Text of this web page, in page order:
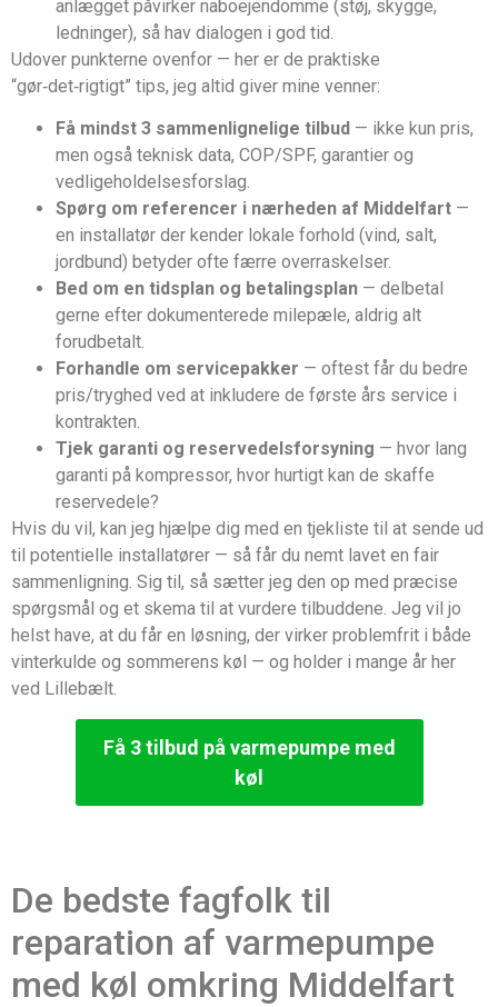
anlægget påvirker naboejendomme (støj, skygge,
ledninger), så hav dialogen i god tid.
Udover punkterne ovenfor — her er de praktiske
“gør‑det‑rigtigt” tips, jeg altid giver mine venner:
Få mindst 3 sammenlignelige tilbud — ikke kun pris,
men også teknisk data, COP/SPF, garantier og
vedligeholdelsesforslag.
Spørg om referencer i nærheden af Middelfart —
en installatør der kender lokale forhold (vind, salt,
jordbund) betyder ofte færre overraskelser.
Bed om en tidsplan og betalingsplan — delbetal
gerne efter dokumenterede milepæle, aldrig alt
forudbetalt.
Forhandle om servicepakker — oftest får du bedre
pris/tryghed ved at inkludere de første års service i
kontrakten.
Tjek garanti og reservedelsforsyning — hvor lang
garanti på kompressor, hvor hurtigt kan de skaffe
reservedele?
Hvis du vil, kan jeg hjælpe dig med en tjekliste til at sende ud
til potentielle installatører — så får du nemt lavet en fair
sammenligning. Sig til, så sætter jeg den op med præcise
spørgsmål og et skema til at vurdere tilbuddene. Jeg vil jo
helst have, at du får en løsning, der virker problemfrit i både
vinterkulde og sommerens køl — og holder i mange år her
ved Lillebælt.
Få 3 tilbud på varmepumpe med
køl
De bedste fagfolk til
reparation af varmepumpe
med køl omkring Middelfart